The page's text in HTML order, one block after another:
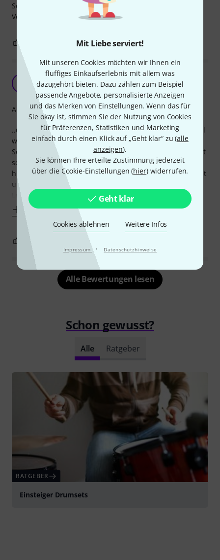
Mit Liebe serviert!
Mit unseren Cookies möchten wir Ihnen ein
fluffiges Einkaufserlebnis mit allem was
dazugehört bieten. Dazu zählen zum Beispiel
passende Angebote, personalisierte Anzeigen
und das Merken von Einstellungen. Wenn das für
Sie okay ist, stimmen Sie der Nutzung von Cookies
für Präferenzen, Statistiken und Marketing
einfach durch einen Klick auf „Geht klar“ zu (alle
anzeigen).
Sie können Ihre erteilte Zustimmung jederzeit
über die Cookie-Einstellungen (hier) widerrufen.
Geht klar
Cookies ablehnen Weitere Infos
Impressum · Datenschutzhinweise
Schlagzeugschule. Allerdings beachten: Rock! Setzt
Vorkenntnisse voraus.
BEWERTUNG MELDEN
Authentic Play Along...
GunnarW 21.07.2014
..und zwar so authentisch dass man den Gesang gleich mal
weggelassen hat. Ich habe die Noten für meine
Schlagzeugschüler besorgt, muss aber sagen dass ich nicht
sonderlich überzeugt bin. Die Noten sind durch die
hinzugefügte Gesangsmelodie samt Text für Anfänger recht
unübersichtlich und für fortgeschrittene ist meines
Erachtens die CD nicht gerade berühmt. Das
Mehr anzeigen
Arrangement
BEWERTUNG MELDEN
Alle Bewertungen lesen
Schon gewusst?
Alle Ratgeber
RATGEBER
Einsteiger Drumsets